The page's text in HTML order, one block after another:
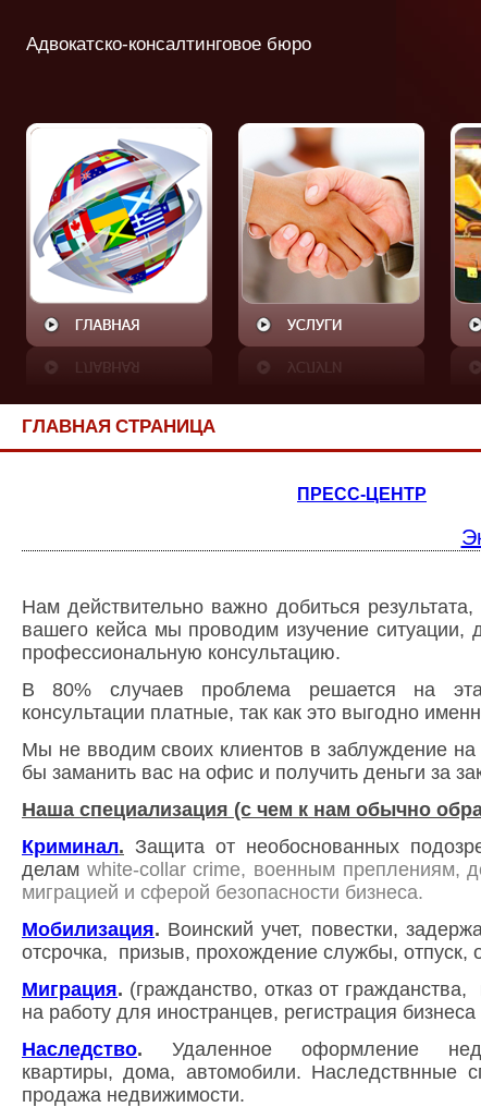
Адвокатско-консалтинговое бюро
ГЛАВНАЯ СТРАНИЦА
ПРЕСС-ЦЕНТР
Нам действительно важно добиться
вашего кейса мы проводим изучение ситуации,
профессиональную консультацию.
В 80% случаев проблема решается на
консультации платные, так как это выгодно
Мы не вводим своих клиентов в заблуждение на
бы заманить вас на офис и получить деньги за
Наша специализация (с чем к нам обычно
Криминал. Защита от необоснованных
делам white-collar crime, военным преплениям,
миграцией и сферой безопасности бизнеса.
Мобилизация. Воинский учет, повестки,
отсрочка, призыв, прохождение службы, отпуск,
Миграция. (гражданство, отказ от гражданства,
на работу для иностранцев, регистрация
Наследство. Удаленное оформление
квартиры, дома, автомобили. Наследствнные
продажа недвижимости.